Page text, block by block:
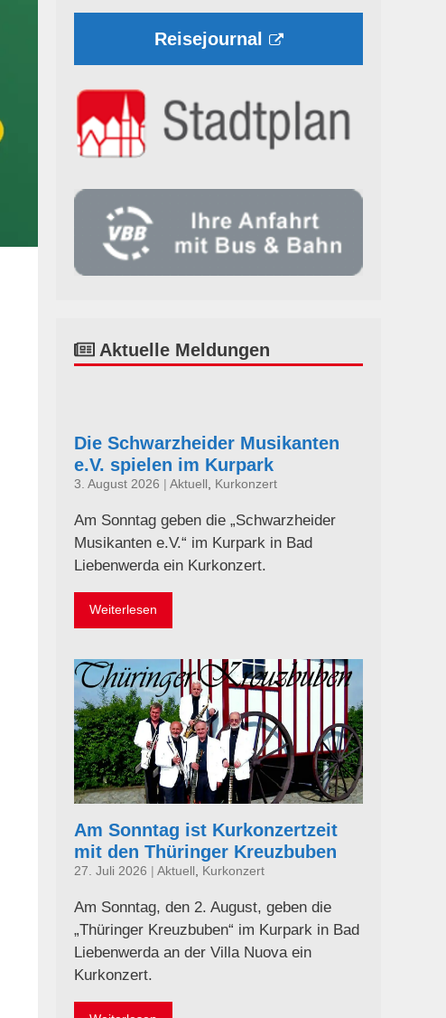
Reisejournal
Aktuelle Meldungen
Die Schwarzheider Musikanten
e.V. spielen im Kurpark
3. August 2026 Aktuell Kurkonzert
Am Sonntag geben die „Schwarzheider
Musikanten e.V.“ im Kurpark in Bad
Liebenwerda ein Kurkonzert.
Weiterlesen
Am Sonntag ist Kurkonzertzeit
mit den Thüringer Kreuzbuben
27. Juli 2026 Aktuell Kurkonzert
Am Sonntag, den 2. August, geben die
„Thüringer Kreuzbuben“ im Kurpark in Bad
Liebenwerda an der Villa Nuova ein
Kurkonzert.